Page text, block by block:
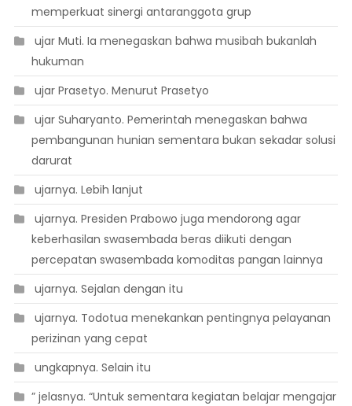
memperkuat sinergi antaranggota grup
 ujar Muti. Ia menegaskan bahwa musibah bukanlah
hukuman
 ujar Prasetyo. Menurut Prasetyo
 ujar Suharyanto. Pemerintah menegaskan bahwa
pembangunan hunian sementara bukan sekadar solusi
darurat
 ujarnya. Lebih lanjut
 ujarnya. Presiden Prabowo juga mendorong agar
keberhasilan swasembada beras diikuti dengan
percepatan swasembada komoditas pangan lainnya
 ujarnya. Sejalan dengan itu
 ujarnya. Todotua menekankan pentingnya pelayanan
perizinan yang cepat
 ungkapnya. Selain itu
” jelasnya. “Untuk sementara kegiatan belajar mengajar